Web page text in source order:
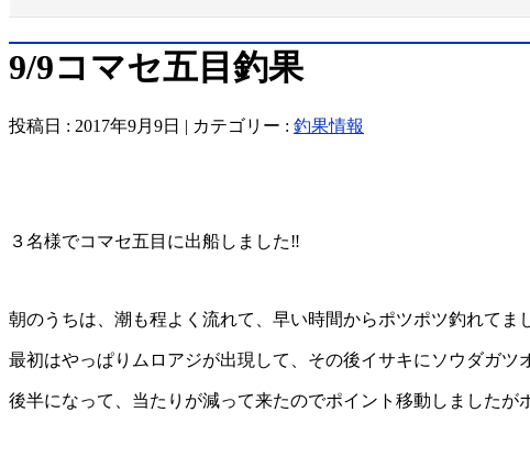
9/9コマセ五目釣果
投稿日 : 2017年9月9日 | カテゴリー : 釣果情報
３名様でコマセ五目に出船しました‼️
朝のうちは、潮も程よく流れて、早い時間からポツポツ釣れて
最初はやっぱりムロアジが出現して、その後イサキにソウダガツ
後半になって、当たりが減って来たのでポイント移動しました